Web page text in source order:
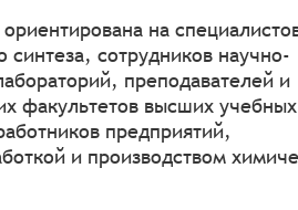
на
синтеза, сотрудников научно-
преподавателей и
факультетов высших учебных
предприятий,
и производством